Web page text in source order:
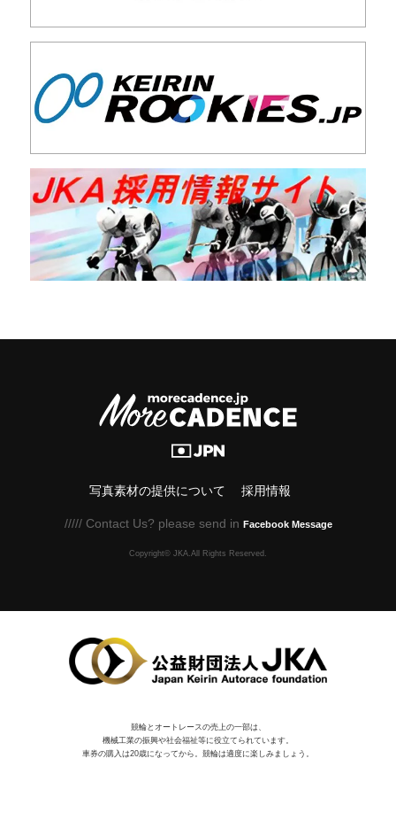
写真素材の提供について 採用情報
///// Contact Us? please send in Facebook Message
Copyright© JKA.All Rights Reserved.
競輪とオートレースの売上の一部は、
機械⼯業の振興や社会福祉等に役⽴てられています。
車券の購入は20歳になってから。競輪は適度に楽しみましょう。